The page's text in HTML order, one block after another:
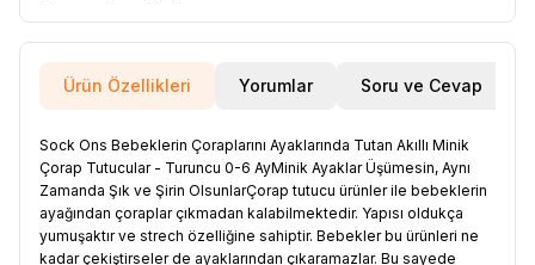
Ürün Özellikleri Yorumlar Soru ve Cevap
Sock Ons Bebeklerin Çoraplarını Ayaklarında Tutan Akıllı Minik
Çorap Tutucular - Turuncu 0-6 AyMinik Ayaklar Üşümesin, Aynı
Zamanda Şık ve Şirin OlsunlarÇorap tutucu ürünler ile bebeklerin
ayağından çoraplar çıkmadan kalabilmektedir. Yapısı oldukça
yumuşaktır ve strech özelliğine sahiptir. Bebekler bu ürünleri ne
kadar çekiştirseler de ayaklarından çıkaramazlar. Bu sayede